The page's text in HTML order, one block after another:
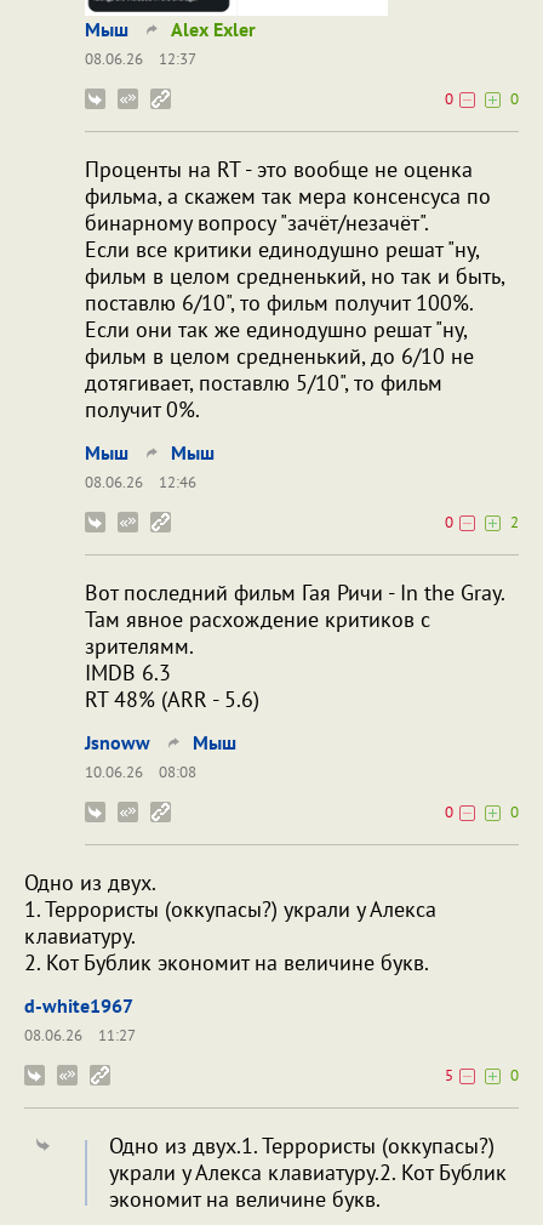
Мыш Alex Exler
08.06.26
12:37
0
0
Проценты на RT - это вообще не оценка
фильма, а скажем так мера консенсуса по
бинарному вопросу "зачёт/незачёт".
Если все критики единодушно решат "ну,
фильм в целом средненький, но так и быть,
поставлю 6/10", то фильм получит 100%.
Если они так же единодушно решат "ну,
фильм в целом средненький, до 6/10 не
дотягивает, поставлю 5/10", то фильм
получит 0%.
Мыш Мыш
08.06.26
12:46
0
2
Вот последний фильм Гая Ричи - In the Gray.
Там явное расхождение критиков с
зрителямм.
IMDB 6.3
RT 48% (ARR - 5.6)
Jsnoww Мыш
10.06.26
08:08
0
0
Одно из двух.
1. Террористы (оккупасы?) украли у Алекса
клавиатуру.
2. Кот Бублик экономит на величине букв.
d-white1967
08.06.26
11:27
5
0
Одно из двух.1. Террористы (оккупасы?)
украли у Алекса клавиатуру.2. Кот Бублик
экономит на величине букв.